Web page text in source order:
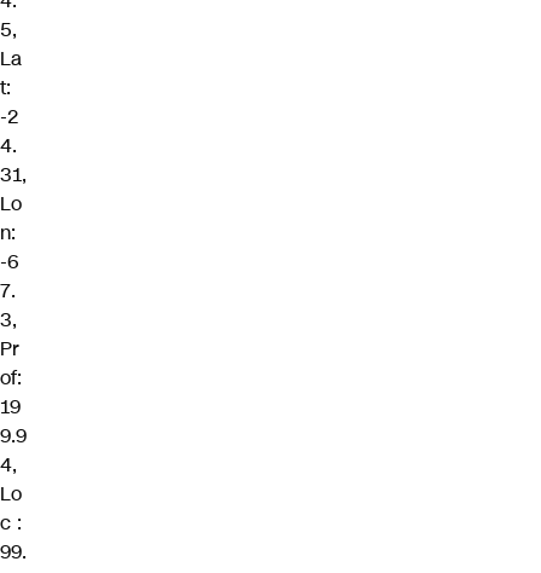
5,
La
t:
-2
4.
31,
Lo
n:
-6
7.
3,
Pr
of:
19
9.9
4,
Lo
c :
99.